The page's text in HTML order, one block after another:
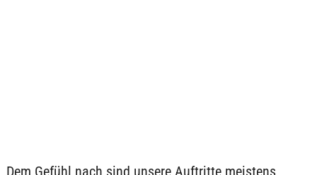
Dem Gefühl nach sind unsere Auftritte meistens